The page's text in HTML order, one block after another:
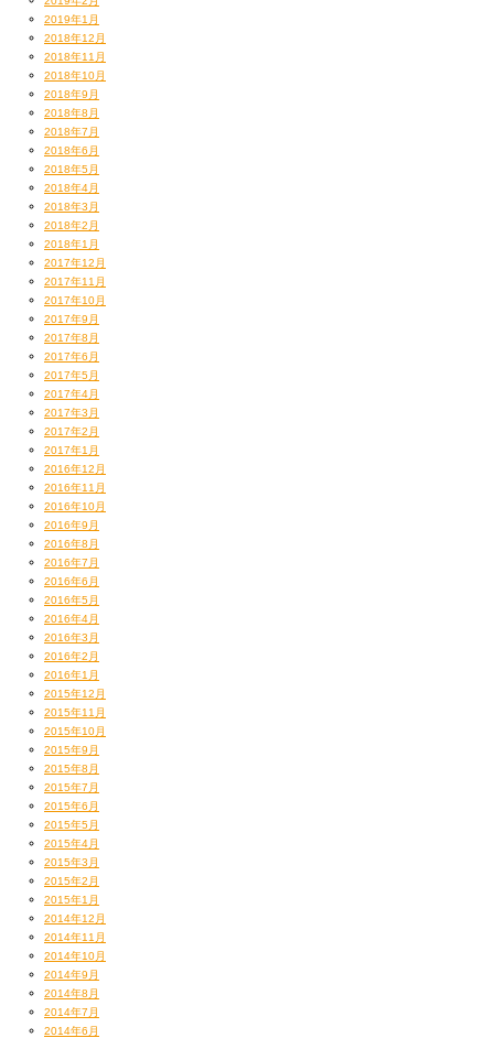
2019年1月
2018年12月
2018年11月
2018年10月
2018年9月
2018年8月
2018年7月
2018年6月
2018年5月
2018年4月
2018年3月
2018年2月
2018年1月
2017年12月
2017年11月
2017年10月
2017年9月
2017年8月
2017年6月
2017年5月
2017年4月
2017年3月
2017年2月
2017年1月
2016年12月
2016年11月
2016年10月
2016年9月
2016年8月
2016年7月
2016年6月
2016年5月
2016年4月
2016年3月
2016年2月
2016年1月
2015年12月
2015年11月
2015年10月
2015年9月
2015年8月
2015年7月
2015年6月
2015年5月
2015年4月
2015年3月
2015年2月
2015年1月
2014年12月
2014年11月
2014年10月
2014年9月
2014年8月
2014年7月
2014年6月